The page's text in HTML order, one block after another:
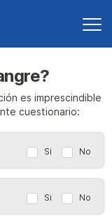
es imprescindible
cuestionario:
Si No
Si No